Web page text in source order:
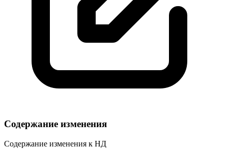
Содержание изменения
Содержание изменения к НД